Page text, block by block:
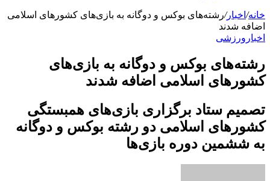
خانه/ اخبار/رشته‌های بوکس و دوگانه به بازی‌های کشور‌های اسلامی
اضافه شدند
اخبار ورزشی
رشته‌های بوکس و دوگانه به بازی‌های
کشور‌های اسلامی اضافه شدند
تصمیم ستاد برگزاری بازی‌های همبستگی
کشور‌های اسلامی دو رشته بوکس و دوگانه
به ششمین دوره بازی‌ها